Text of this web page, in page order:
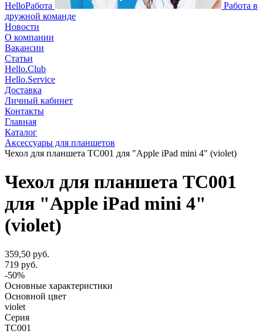
HelloРабота
Работа в
дружной команде
Новости
О компании
Вакансии
Статьи
Hello.Club
Hello.Service
Доставка
Личный кабинет
Контакты
Главная
Каталог
Аксессуары для планшетов
Чехол для планшета TC001 для "Apple iPad mini 4" (violet)
Чехол для планшета TC001
для "Apple iPad mini 4"
(violet)
359,50 руб.
719 руб.
-50%
Основные характеристики
Основной цвет
violet
Серия
TC001